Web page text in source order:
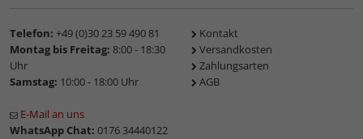
Telefon: +49 (0)30 23 59 490 81
Montag bis Freitag: 8:00 - 18:30
Uhr
Samstag: 10:00 - 18:00 Uhr
E-Mail an uns
WhatsApp Chat: 0176 34440122
Kontakt
Versandkosten
Zahlungsarten
AGB